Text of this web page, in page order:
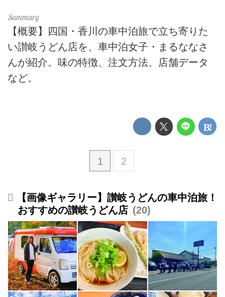
【概要】四国・香川の車中泊旅で立ち寄りた
い讃岐うどん店を、車中泊女子・まるななさ
んが紹介。味の特徴、注文方法、店舗データ
など。
1 2
【画像ギャラリー】讃岐うどんの車中泊旅！
おすすめの讃岐うどん店
20